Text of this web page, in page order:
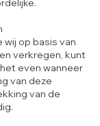
op basis van
verkregen, kunt
even wanneer
van deze
van de